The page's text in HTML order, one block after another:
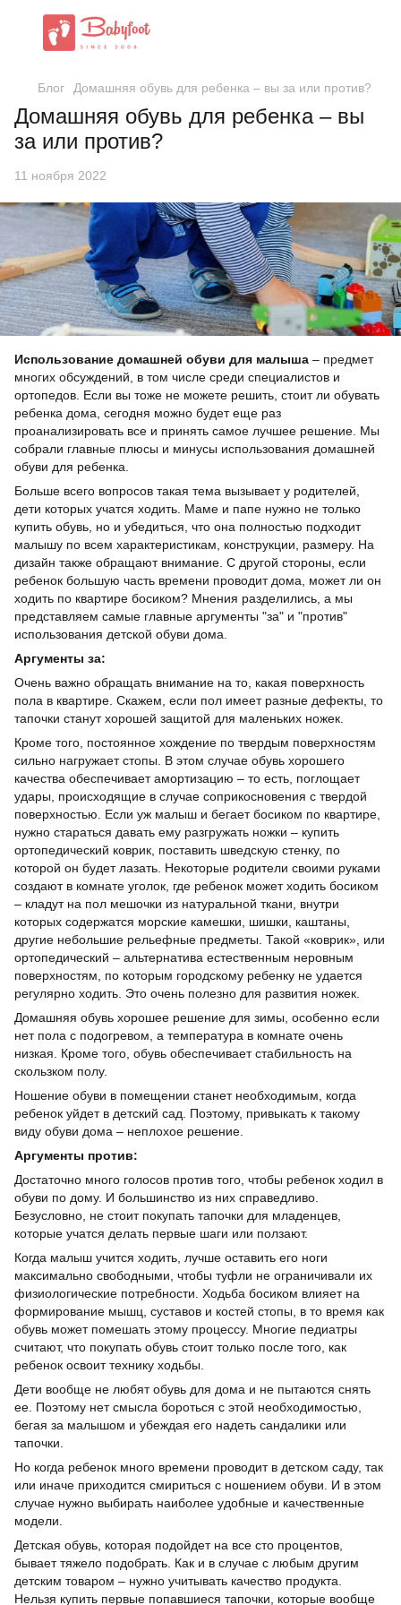
Блог Домашняя обувь для ребенка – вы за или против?
Домашняя обувь для ребенка – вы
за или против?
11 ноября 2022
Использование домашней обуви для малыша – предмет
многих обсуждений, в том числе среди специалистов и
ортопедов. Если вы тоже не можете решить, стоит ли обувать
ребенка дома, сегодня можно будет еще раз
проанализировать все и принять самое лучшее решение. Мы
собрали главные плюсы и минусы использования домашней
обуви для ребенка.
Больше всего вопросов такая тема вызывает у родителей,
дети которых учатся ходить. Маме и папе нужно не только
купить обувь, но и убедиться, что она полностью подходит
малышу по всем характеристикам, конструкции, размеру. На
дизайн также обращают внимание. С другой стороны, если
ребенок большую часть времени проводит дома, может ли он
ходить по квартире босиком? Мнения разделились, а мы
представляем самые главные аргументы "за" и "против"
использования детской обуви дома.
Аргументы за:
Очень важно обращать внимание на то, какая поверхность
пола в квартире. Скажем, если пол имеет разные дефекты, то
тапочки станут хорошей защитой для маленьких ножек.
Кроме того, постоянное хождение по твердым поверхностям
сильно нагружает стопы. В этом случае обувь хорошего
качества обеспечивает амортизацию – то есть, поглощает
удары, происходящие в случае соприкосновения с твердой
поверхностью. Если уж малыш и бегает босиком по квартире,
нужно стараться давать ему разгружать ножки – купить
ортопедический коврик, поставить шведскую стенку, по
которой он будет лазать. Некоторые родители своими руками
создают в комнате уголок, где ребенок может ходить босиком
– кладут на пол мешочки из натуральной ткани, внутри
которых содержатся морские камешки, шишки, каштаны,
другие небольшие рельефные предметы. Такой «коврик», или
ортопедический – альтернатива естественным неровным
поверхностям, по которым городскому ребенку не удается
регулярно ходить. Это очень полезно для развития ножек.
Домашняя обувь хорошее решение для зимы, особенно если
нет пола с подогревом, а температура в комнате очень
низкая. Кроме того, обувь обеспечивает стабильность на
скользком полу.
Ношение обуви в помещении станет необходимым, когда
ребенок уйдет в детский сад. Поэтому, привыкать к такому
виду обуви дома – неплохое решение.
Аргументы против:
Достаточно много голосов против того, чтобы ребенок ходил в
обуви по дому. И большинство из них справедливо.
Безусловно, не стоит покупать тапочки для младенцев,
которые учатся делать первые шаги или ползают.
Когда малыш учится ходить, лучше оставить его ноги
максимально свободными, чтобы туфли не ограничивали их
физиологические потребности. Ходьба босиком влияет на
формирование мышц, суставов и костей стопы, в то время как
обувь может помешать этому процессу. Многие педиатры
считают, что покупать обувь стоит только после того, как
ребенок освоит технику ходьбы.
Дети вообще не любят обувь для дома и не пытаются снять
ее. Поэтому нет смысла бороться с этой необходимостью,
бегая за малышом и убеждая его надеть сандалики или
тапочки.
Но когда ребенок много времени проводит в детском саду, так
или иначе приходится смириться с ношением обуви. И в этом
случае нужно выбирать наиболее удобные и качественные
модели.
Детская обувь, которая подойдет на все сто процентов,
бывает тяжело подобрать. Как и в случае с любым другим
детским товаром – нужно учитывать качество продукта.
Нельзя купить первые попавшиеся тапочки, которые вообще